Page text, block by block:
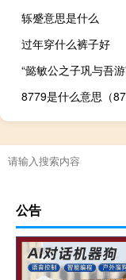
轹蹙意思是什么
过年穿什么裤子好
8779是什么意思（
公告